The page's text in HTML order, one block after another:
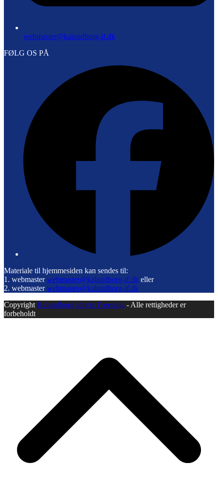
webmaster@kalundborg-if.dk
FØLG OS PÅ
Materiale til hjemmesiden kan sendes til:
1. webmasterwebmaster@kalundborg-if.dk eller
2. webmasterwebmaster@kalundborg-if.dk
CopyrightKalundborg Idræts Forening - Alle rettigheder er
forbeholdt